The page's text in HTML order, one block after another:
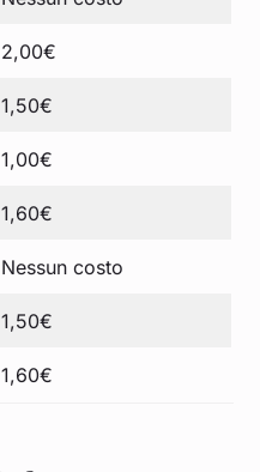
2,00€
1,50€
1,00€
1,60€
Nessun costo
1,50€
1,60€